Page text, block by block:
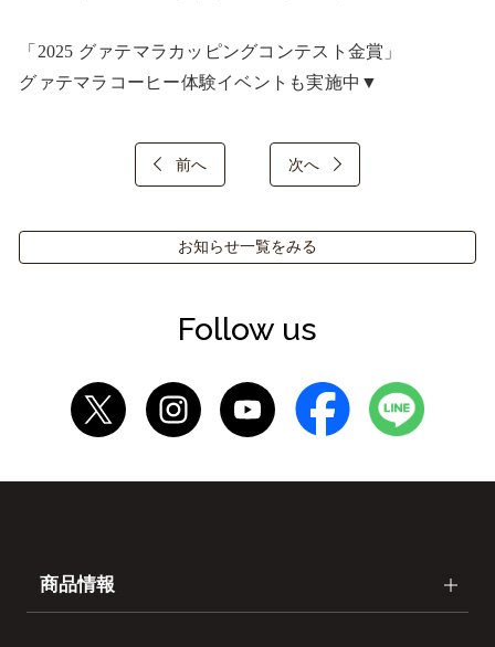
「2025 グァテマラカッピングコンテスト金賞」
グァテマラコーヒー体験イベントも実施中▼
前へ 次へ
お知らせ一覧をみる
Follow us
商品情報